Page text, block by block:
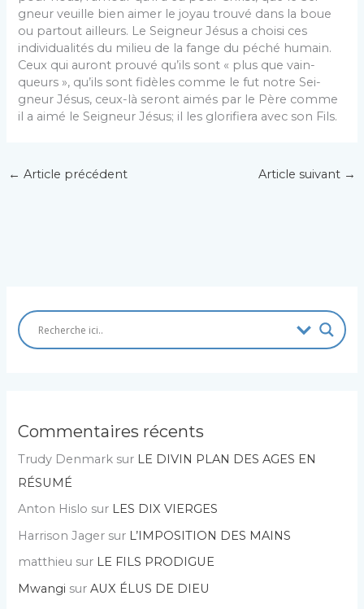
gneur veuille bien aimer le joyau trouvé dans la boue
ou partout ailleurs. Le Seigneur Jésus a choisi ces
individualités du milieu de la fange du péché humain.
Ceux qui auront prouvé qu’ils sont « plus que vain­
queurs », qu’ils sont fidèles comme le fut notre Sei­
gneur Jésus, ceux-là seront aimés par le Père comme
il a aimé le Seigneur Jésus; il les glorifiera avec son Fils.
← Article précédent Article suivant →
Commentaires récents
Trudy Denmark sur LE DIVIN PLAN DES AGES EN
RÉSUMÉ
Anton Hislo sur LES DIX VIERGES
Harrison Jager sur L’IMPOSITION DES MAINS
matthieu sur LE FILS PRODIGUE
Mwangi surAUX ÉLUS DE DIEU